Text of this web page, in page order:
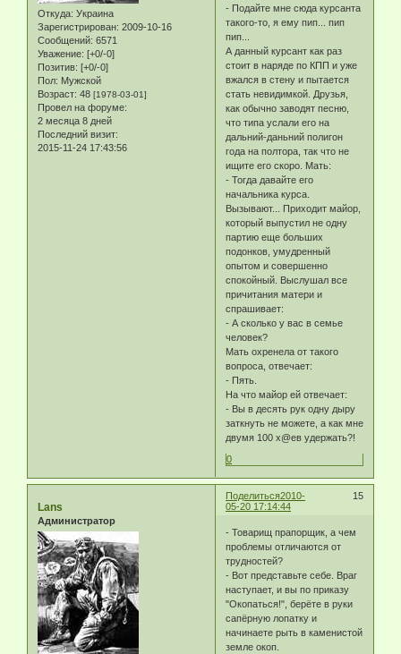
Откуда: Украина
Зарегистрирован: 2009-10-16
Сообщений: 6571
Уважение: [+0/-0]
Позитив: [+0/-0]
Пол: Мужской
Возраст: 48 [1978-03-01]
Провел на форуме:
2 месяца 8 дней
Последний визит:
2015-11-24 17:43:56
- Подайте мне сюда курсанта
такого-то, я ему пип... пип
пип...
А данный курсант как раз
стоит в наряде по КПП и уже
вжался в стену и пытается
стать невидимкой. Друзья,
как обычно заводят песню,
что типа услали его на
дальний-даньний полигон
года на полтора, так что не
ищите его скоро. Мать:
- Тогда давайте его
начальника курса.
Вызывают... Приходит майор,
который выпустил не одну
партию еще больших
подонков, умудренный
опытом и совершенно
спокойный. Выслушал все
причитания матери и
спрашивает:
- А сколько у вас в семье
человек?
Мать охренела от такого
вопроса, отвечает:
- Пять.
На что майор ей отвечает:
- Вы в десять рук одну дыру
заткнуть не можете, а как мне
двумя 100 х@ев удержать?!
0
Поделиться 15
2010-
05-20 17:14:44
Lans
Администратор
- Товарищ прапорщик, а чем
проблемы отличаются от
трудностей?
- Вот представьте себе. Враг
наступает, и вы по приказу
"Окопаться!", берёте в руки
сапёрную лопатку и
начинаете рыть в каменистой
земле окоп.